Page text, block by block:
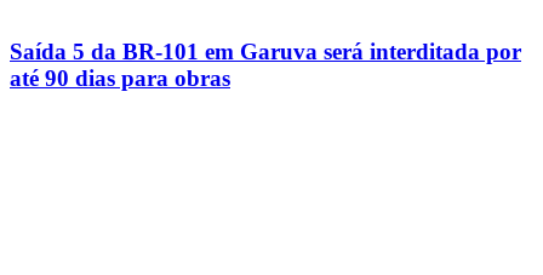
Saída 5 da BR-101 em Garuva será interditada por
até 90 dias para obras